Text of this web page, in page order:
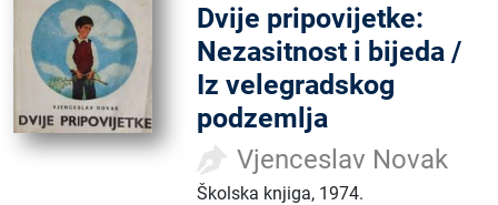
Dvije pripovijetke:
Nezasitnost i bijeda /
Iz velegradskog
podzemlja
Vjenceslav Novak
Školska knjiga, 1974.